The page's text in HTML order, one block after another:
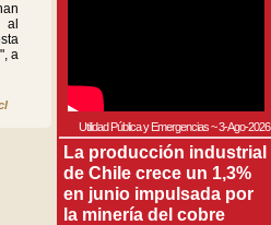
al
a
Utilidad Pública y Emergencias~3-Ago-2026
La producción industrial
de Chile crece un 1,3%
en junio impulsada por
la minería del cobre